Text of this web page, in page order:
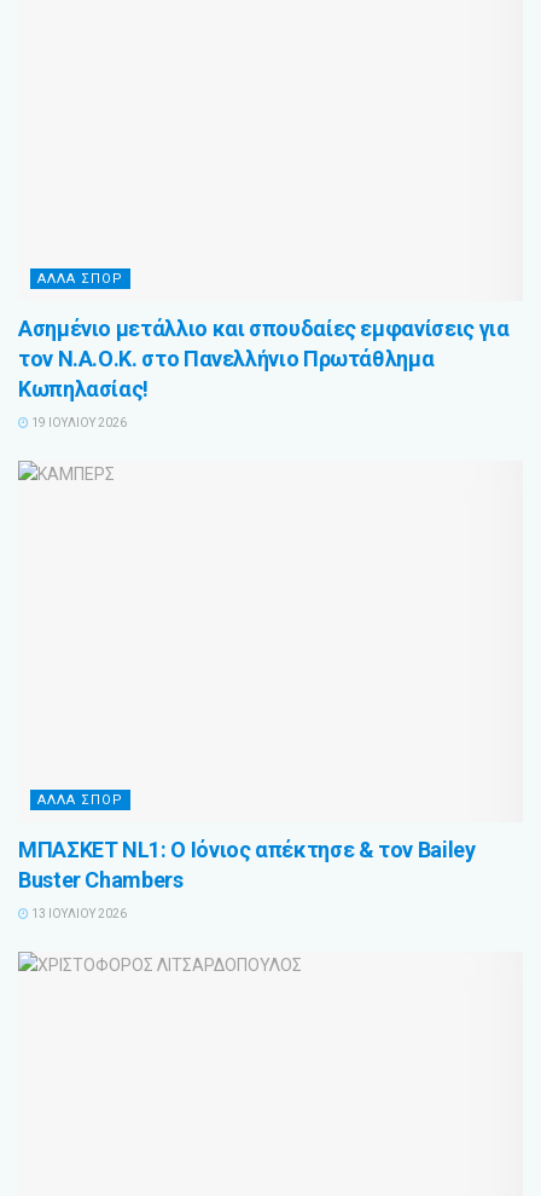
ΑΛΛΑ ΣΠΟΡ
Ασημένιο μετάλλιο και σπουδαίες εμφανίσεις για
τον Ν.Α.Ο.Κ. στο Πανελλήνιο Πρωτάθλημα
Κωπηλασίας!
19 ΙΟΥΛΊΟΥ 2026
ΑΛΛΑ ΣΠΟΡ
ΜΠΑΣΚΕΤ NL1: Ο Ιόνιος απέκτησε & τον Bailey
Buster Chambers
13 ΙΟΥΛΊΟΥ 2026